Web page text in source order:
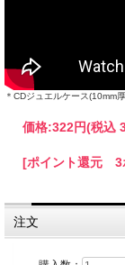
＊他のサイズと組み合
1通で入らない時など
必ず【ご注文確定メー
＊CDジュエルケース(10mm
価格:322円(税込
[ポイント還元 3
注文